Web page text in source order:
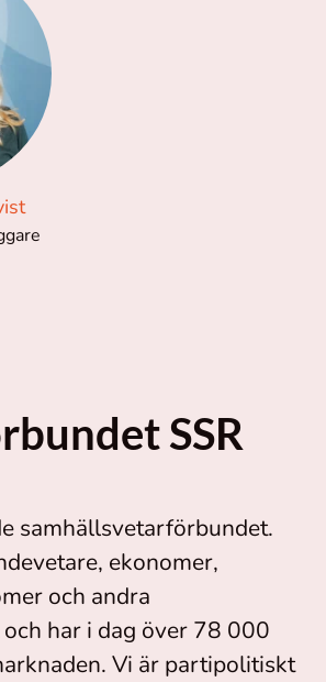
SSR
samhällsvetarförbundet.
ekonomer,
och andra
har i dag över 78 000
Vi är partipolitiskt